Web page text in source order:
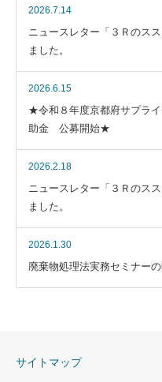
2026.7.14
ニュースレター「３Ｒのス
ました。
2026.6.15
★令和８年度京都府サプラ
助金 公募開始★
2026.2.18
ニュースレター「３Ｒのス
ました。
2026.1.30
廃棄物処理法実務セミナー
サイトマップ